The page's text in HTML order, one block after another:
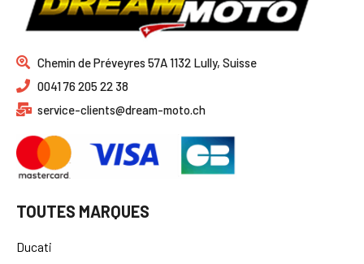
Chemin de Préveyres 57A 1132 Lully, Suisse
0041 76 205 22 38
service-clients@dream-moto.ch
TOUTES MARQUES
Ducati